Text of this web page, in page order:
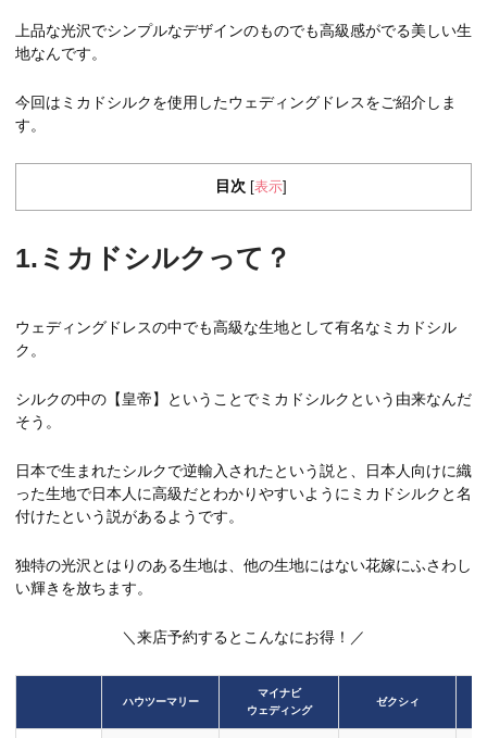
上品な光沢でシンプルなデザインのものでも高級感がでる美しい生
地なんです。
今回はミカドシルクを使用したウェディングドレスをご紹介しま
す。
目次 [表示]
1.ミカドシルクって？
ウェディングドレスの中でも高級な生地として有名なミカドシル
ク。
シルクの中の【皇帝】ということでミカドシルクという由来なんだ
そう。
日本で生まれたシルクで逆輸入されたという説と、日本人向けに織
った生地で日本人に高級だとわかりやすいようにミカドシルクと名
付けたという説があるようです。
独特の光沢とはりのある生地は、他の生地にはない花嫁にふさわし
い輝きを放ちます。
＼来店予約するとこんなにお得！／
ハウツーマリー
マイナビ
ウェディング
ゼクシィ